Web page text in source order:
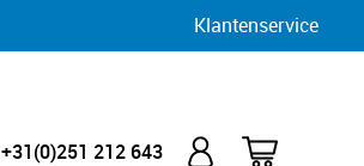
Klantenservice
+31(0)251 212 643